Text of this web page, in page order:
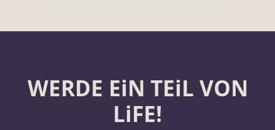
WERDE EiN TEiL VON
LiFE!